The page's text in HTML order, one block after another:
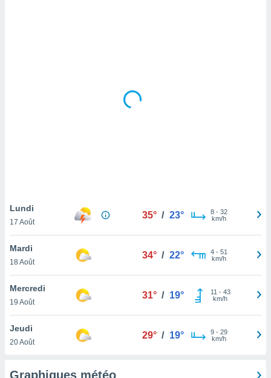
notre
que
et que
Lundi
17 Août
35° / 23° 8- 32
km/h
Mardi
18 Août
34° / 22° 4- 51
km/h
Mercredi
19 Août
31° / 19° 11 - 43
km/h
Jeudi
20 Août
29° / 19° 9- 29
km/h
Graphiques météo